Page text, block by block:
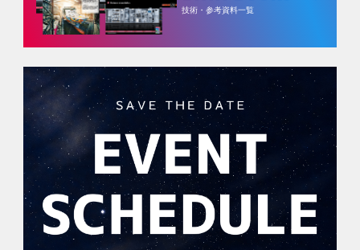
技術・参考資料一覧